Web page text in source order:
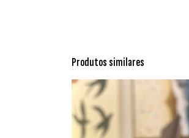
Produtos similares